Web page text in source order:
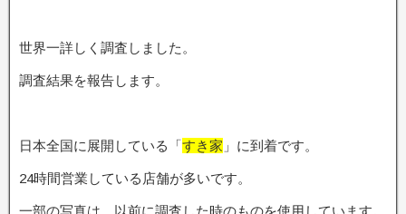
世界一詳しく調査しました。
調査結果を報告します。
日本全国に展開している「すき家 」に到着です。
24時間営業している店舗が多いです。
一部の写真は、以前に調査した時のものを使用しています。